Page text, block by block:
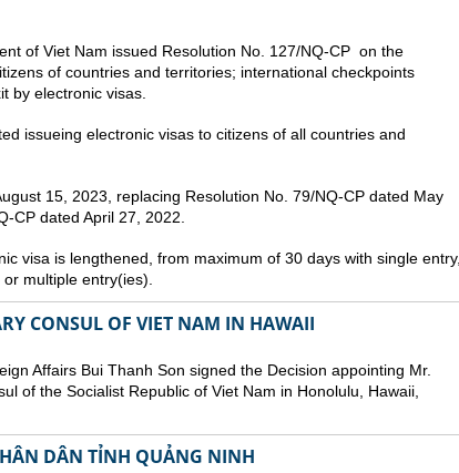
of Viet Nam issued Resolution No. 127/NQ-CP on the
of countries and territories; international checkpoints
by electronic visas.
issueing electronic visas to citizens of all countries and
15, 2023, replacing Resolution No. 79/NQ-CP dated May
CP dated April 27, 2022.
visa is lengthened, from maximum of 30 days with single entry,
multiple entry(ies).
CONSUL OF VIET NAM IN HAWAII
Affairs Bui Thanh Son signed the Decision appointing Mr.
of the Socialist Republic of Viet Nam in Honolulu, Hawaii,
DÂN TỈNH QUẢNG NINH